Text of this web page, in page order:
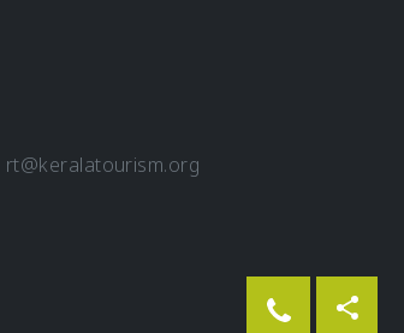
rt@keralatourism.org